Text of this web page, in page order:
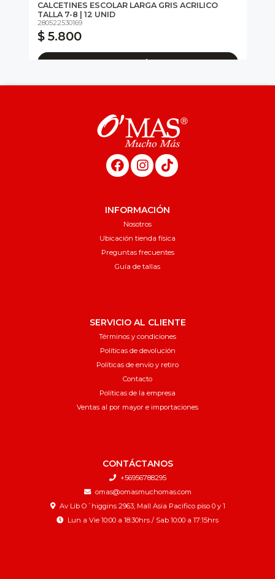
CALCETINES ESCOLAR LARGA GRIS ACRILICO
TALLA 7-8 | 12 UNID
280522530169
$ 5.800
Agregar al carro
INFORMACIÓN
Nosotros
Ubicación tienda física
Preguntas frecuentes
Guía de tallas
SERVICIO AL CLIENTE
Términos y condiciones
Políticas de devolución
Políticas de envío y retiro
Contacto
Políticas de la empresa
Ventas al por mayor e importaciones
CONTÁCTANOS
+56956788295
omas@omasmuchomas.com
Av Lib O´higgins 2963, Mall Asia Pacifico piso 0 y 1
Lun a Vie 10:00 a 18:30hrs / Sab 10:00 a 17:15hrs